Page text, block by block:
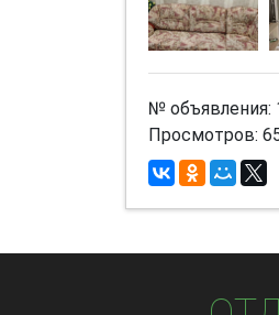
№ объявления:
Просмотров: